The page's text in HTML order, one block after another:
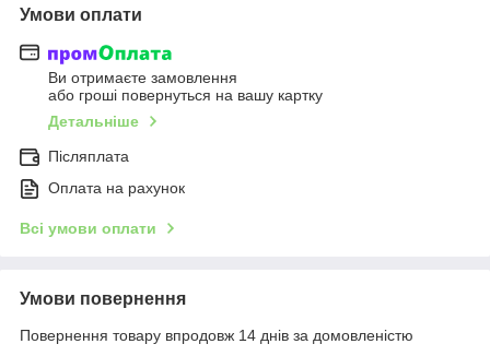
Умови оплати
Ви отримаєте замовлення
або гроші повернуться на вашу картку
Детальніше
Післяплата
Оплата на рахунок
Всі умови оплати
Умови повернення
Повернення товару впродовж 14 днів за домовленістю